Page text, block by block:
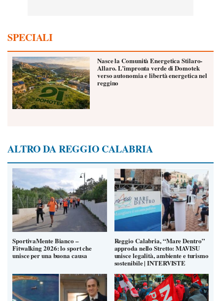
SPECIALI
Nasce la Comunità Energetica Stilaro-
Allaro. L’impronta verde di Domotek
verso autonomia e libertà energetica nel
reggino
ALTRO DA REGGIO CALABRIA
SportivaMente Bianco –
Fitwalking 2026: lo sport che
unisce per una buona causa
Reggio Calabria, “Mare Dentro”
approda nello Stretto: MAVISU
unisce legalità, ambiente e turismo
sostenibile | INTERVISTE